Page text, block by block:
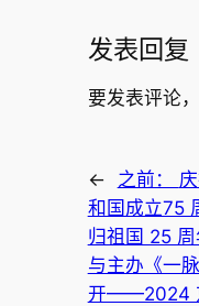
发表回复
要发表评论
← 之前：
和国成立75
归祖国 25
与主办《一
开——2024